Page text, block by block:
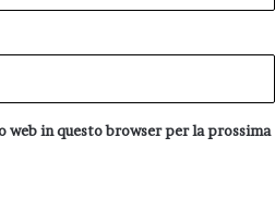
web in questo browser per la prossima